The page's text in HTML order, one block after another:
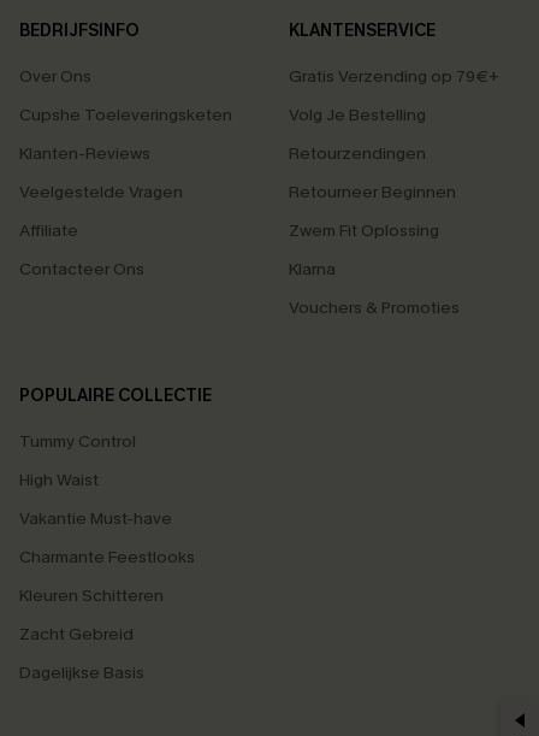
BEDRIJFSINFO
Over Ons
Cupshe Toeleveringsketen
Klanten-Reviews
Veelgestelde Vragen
Affiliate
Contacteer Ons
KLANTENSERVICE
Gratis Verzending op 79€+
Volg Je Bestelling
Retourzendingen
Retourneer Beginnen
Zwem Fit Oplossing
Klarna
Vouchers & Promoties
POPULAIRE COLLECTIE
Tummy Control
High Waist
Vakantie Must-have
Charmante Feestlooks
Kleuren Schitteren
Zacht Gebreid
Dagelijkse Basis